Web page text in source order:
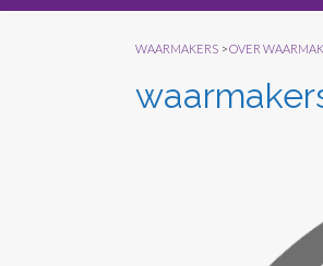
WAARMAKERS >OVER